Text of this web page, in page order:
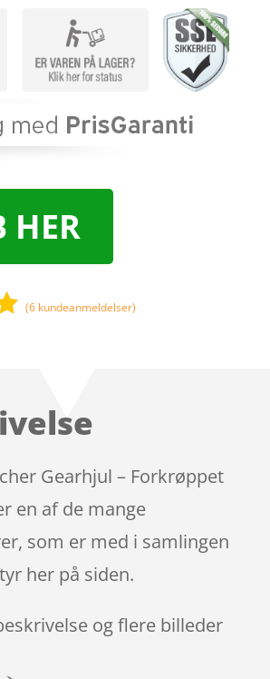
HER
(6 kundeanmeldelser)
Gearhjul – Forkrøppet
en af de mange
som er med i samlingen
her på siden.
og flere billeder